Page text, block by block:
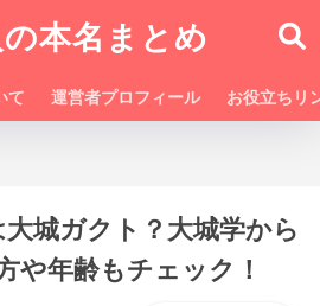
本名まとめ
て 運営者プロフィール お役立ちリ
城ガクト？大城学から
や年齢もチェック！